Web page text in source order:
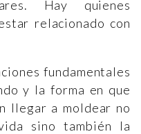
Hay quienes
relacionado con
fundamentales
y la forma en que
llegar a moldear no
sino también la